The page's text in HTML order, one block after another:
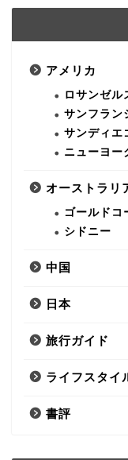
アメリカ
ロサンゼル
サンフラン
サンディエ
ニューヨー
オーストラリ
ゴールドコ
シドニー
中国
日本
旅行ガイド
ライフスタイ
書評